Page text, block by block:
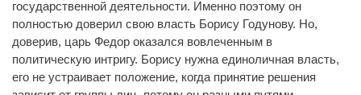
государственной деятельности. Именно поэтому он
полностью доверил свою власть Борису Годунову. Но,
доверив, царь Федор оказался вовлеченным в
политическую интригу. Борису нужна единоличная власть,
его не устраивает положение, когда принятие решения